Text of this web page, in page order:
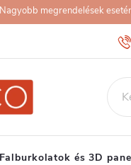
Nagyobb megrendelések
Falburkolatok és 3D